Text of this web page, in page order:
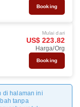
Booking
Mulai dari
US$ 223.82
Harga/Org
Booking
di halaman ini
tanpa